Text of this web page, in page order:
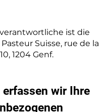
ist die
Suisse, rue de la
1204 Genf.
erfassen wir Ihre